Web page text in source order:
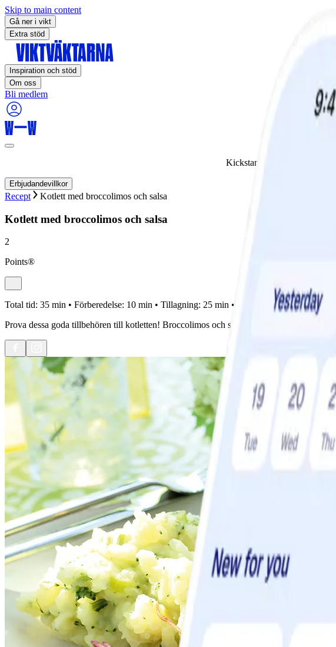
Skip to main content
Gå ner i vikt
Extra stöd
Inspiration och stöd
Om oss
Bli medlem
Kickstarta din
Erbjudandevillkor
Recept Kotlett med broccolimos och salsa
Kotlett med broccolimos och salsa
2
Points®
Total tid: 35 min • Förberedelse: 10 min • Tillagning: 25 min • 1 •
Prova dessa goda tillbehören till kotletten! Broccolimos och salsa gör den här rätten